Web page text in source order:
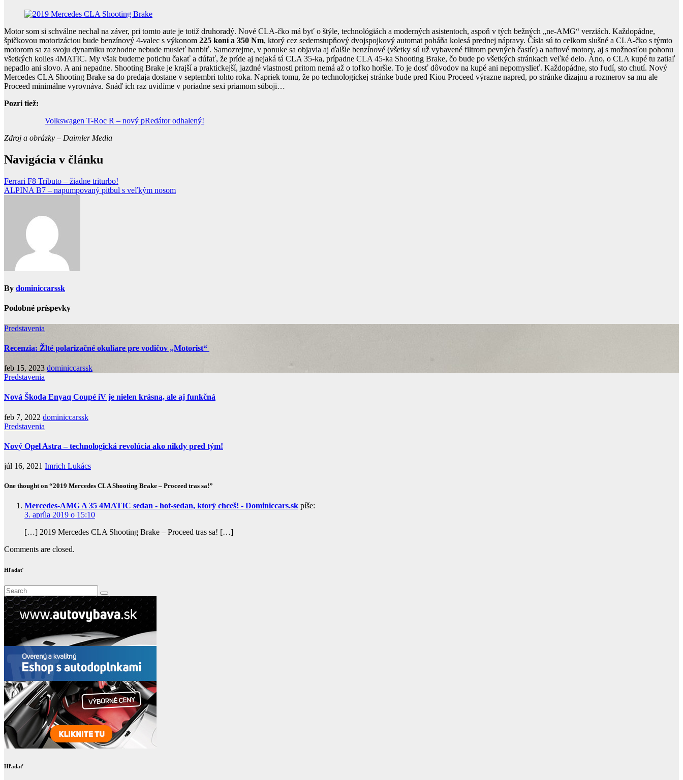
Motor som si schválne nechal na záver, pri tomto aute je totiž druhoradý. Nové CLA-čko má byť o štýle, technológiách a moderných asistentoch, aspoň v tých bežných „ne-AMG“ verziách. Každopádne,
špičkovou motorizáciou bude benzínový 4-valec s výkonom 225 koní a 350 Nm, ktorý cez sedemstupňový dvojspojkový automat poháňa kolesá prednej nápravy. Čísla sú to celkom slušné a CLA-čko s týmto
motorom sa za svoju dynamiku rozhodne nebude musieť hanbiť. Samozrejme, v ponuke sa objavia aj ďalšie benzínové (všetky sú už vybavené filtrom pevných častíc) a naftové motory, aj s možnosťou pohonu
všetkých kolies 4MATIC. My však budeme potichu čakať a dúfať, že príde aj nejaká tá CLA 35-ka, prípadne CLA 45-ka Shooting Brake, čo bude po všetkých stránkach veľké delo. Áno, o CLA kupé tu zatiaľ
nepadlo ani slovo. A ani nepadne. Shooting Brake je krajší a praktickejší, jazdné vlastnosti pritom nemá až o toľko horšie. To je dosť dôvodov na kupé ani nepomyslieť. Každopádne, sto ľudí, sto chutí. Nový
Mercedes CLA Shooting Brake sa do predaja dostane v septembri tohto roka. Napriek tomu, že po technologickej stránke bude pred Kiou Proceed výrazne napred, po stránke dizajnu a rozmerov sa mu ale
Proceed minimálne vyrovnáva. Snáď ich raz uvidíme v poriadne sexi priamom súboji…
Pozri tiež:
Volkswagen T-Roc R – nový pRedátor odhalený!
Zdroj a obrázky – Daimler Media
Navigácia v článku
Ferrari F8 Tributo – žiadne triturbo!
ALPINA B7 – napumpovaný pitbul s veľkým nosom
By dominiccarssk
Podobné príspevky
Predstavenia
Recenzia: Žlté polarizačné okuliare pre vodičov „Motorist“
feb 15, 2023 dominiccarssk
Predstavenia
Nová Škoda Enyaq Coupé iV je nielen krásna, ale aj funkčná
feb 7, 2022 dominiccarssk
Predstavenia
Nový Opel Astra – technologická revolúcia ako nikdy pred tým!
júl 16, 2021 Imrich Lukács
One thought on “2019 Mercedes CLA Shooting Brake – Proceed tras sa!”
Mercedes-AMG A 35 4MATIC sedan - hot-sedan, ktorý chceš! - Dominiccars.sk píše:
3. apríla 2019 o 15:10
[…] 2019 Mercedes CLA Shooting Brake – Proceed tras sa! […]
Comments are closed.
Hľadať
Hľadať